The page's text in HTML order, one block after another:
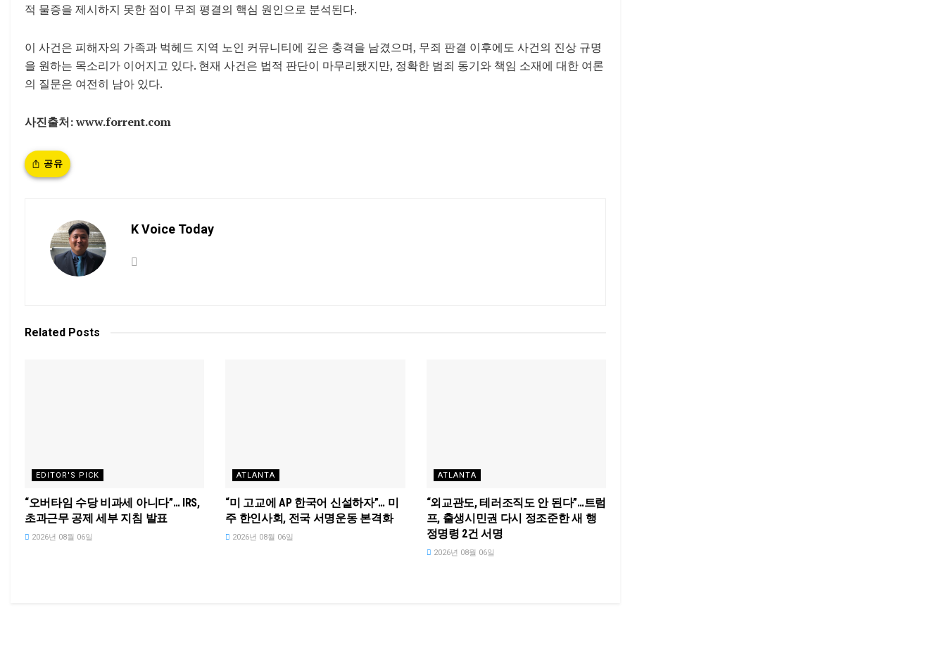
적 물증을 제시하지 못한 점이 무죄 평결의 핵심 원인으로 분석된다.
이 사건은 피해자의 가족과 벅헤드 지역 노인 커뮤니티에 깊은 충격을 남겼으며, 무죄 판결 이후에도 사건의 진상 규명
을 원하는 목소리가 이어지고 있다. 현재 사건은 법적 판단이 마무리됐지만, 정확한 범죄 동기와 책임 소재에 대한 여론
의 질문은 여전히 남아 있다.
사진출처: www.forrent.com
공유
K Voice Today
Related Posts
EDITOR'S PICK
“오버타임 수당 비과세 아니다”… IRS,
초과근무 공제 세부 지침 발표
2026년 08월 06일
ATLANTA
“미 고교에 AP 한국어 신설하자”… 미
주 한인사회, 전국 서명운동 본격화
2026년 08월 06일
ATLANTA
“외교관도, 테러조직도 안 된다”…트럼
프, 출생시민권 다시 정조준한 새 행
정명령 2건 서명
2026년 08월 06일